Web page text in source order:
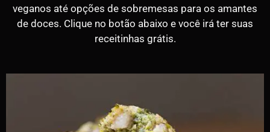
veganos até opções de sobremesas para os amantes
de doces. Clique no botão abaixo e você irá ter suas
receitinhas grátis.